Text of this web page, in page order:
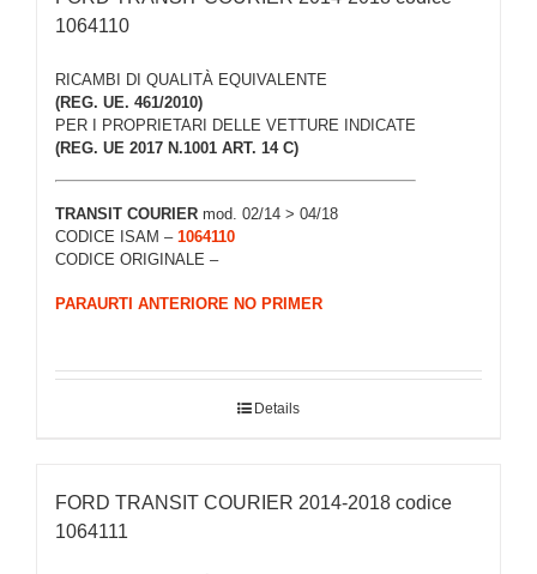
1064110
RICAMBI DI QUALITÀ EQUIVALENTE
(REG. UE. 461/2010)
PER I PROPRIETARI DELLE VETTURE INDICATE
(REG. UE 2017 N.1001 ART. 14 C)
TRANSIT COURIER mod. 02/14 > 04/18
CODICE ISAM – 1064110
CODICE ORIGINALE –
PARAURTI ANTERIORE NO PRIMER
Details
FORD TRANSIT COURIER 2014-2018 codice
1064111